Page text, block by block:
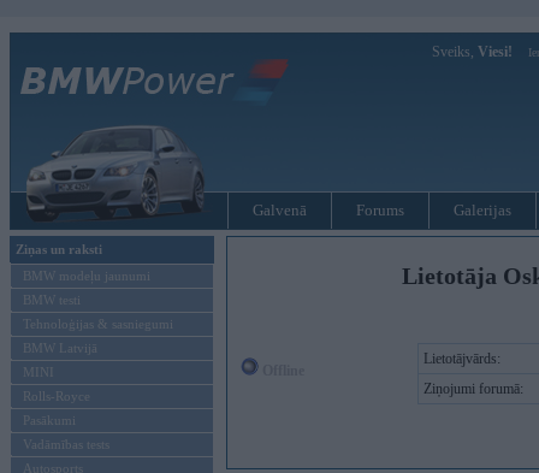
Sveiks, Viesi!
Galvenā Forums Galerijas
Ziņas un raksti
BMW modeļu jaunumi
BMW testi
Tehnoloģijas & sasniegumi
BMW Latvijā
MINI
Rolls-Royce
Pasākumi
Vadāmības tests
Autosports
Lietotāja
Lietotājvārds:
Ziņojumi forumā: